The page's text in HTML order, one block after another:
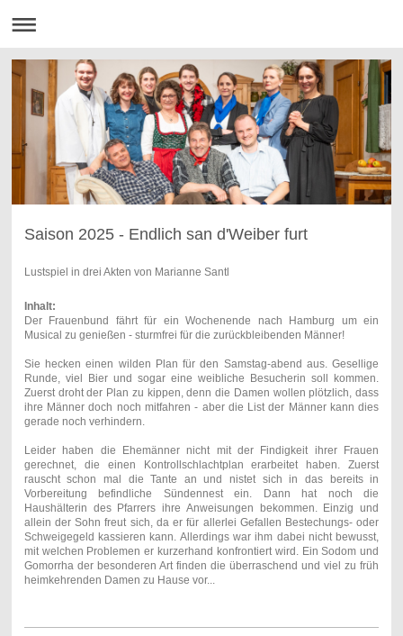
Saison 2025 - Endlich san d'Weiber furt
Lustspiel in drei Akten von Marianne Santl
Inhalt:
Der Frauenbund fährt für ein Wochenende nach Hamburg um ein
Musical zu genießen - sturmfrei für die zurückbleibenden Männer!
Sie hecken einen wilden Plan für den Samstag-abend aus. Gesellige
Runde, viel Bier und sogar eine weibliche Besucherin soll kommen.
Zuerst droht der Plan zu kippen, denn die Damen wollen plötzlich, dass
ihre Männer doch noch mitfahren - aber die List der Männer kann dies
gerade noch verhindern.
Leider haben die Ehemänner nicht mit der Findigkeit ihrer Frauen
gerechnet, die einen Kontrollschlachtplan erarbeitet haben. Zuerst
rauscht schon mal die Tante an und nistet sich in das bereits in
Vorbereitung befindliche Sündennest ein. Dann hat noch die
Haushälterin des Pfarrers ihre Anweisungen bekommen. Einzig und
allein der Sohn freut sich, da er für allerlei Gefallen Bestechungs- oder
Schweigegeld kassieren kann. Allerdings war ihm dabei nicht bewusst,
mit welchen Problemen er kurzerhand konfrontiert wird. Ein Sodom und
Gomorrha der besonderen Art finden die überraschend und viel zu früh
heimkehrenden Damen zu Hause vor...